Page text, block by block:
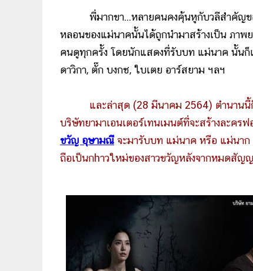
พี่มากขา...หลายคนคงคุ้นหูกับวลีสำคัญข
หลอนของแม่นาคนั้นได้ถูกนำมาสร้างเป็น ภาพ
คนดูทุกครั้ง โดยนักแสดงที่รับบท แม่นาค นั้นก็
ดาวิกา, ตั๊ก บงกช, ใบเตย อาร์สยาม ฯลฯ
และล่าสุด (28 มีนาคม 2564) ตำนานนี้
บริษัทยามาเอนเตอร์เทนเมนต์ที่จะสร้างละคร
ขวัญ อุษามณีจะมารับบท แม่นาค หรือ แม่นา
ถือเป็นกhาวใหม่ของสาวขวัญหลังจากหมดสัญ